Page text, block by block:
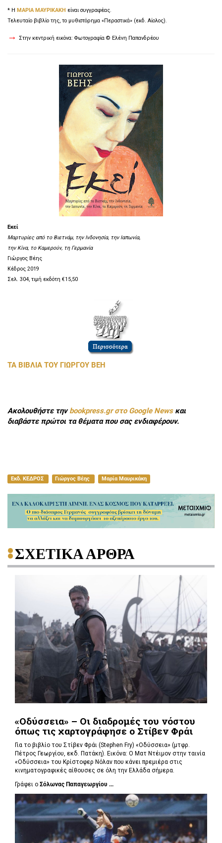
* Η ΜΑΡΙΑ ΜΑΥΡΙΚΑΚΗ είναι συγγραφέας.
Τελευταίο βιβλίο της, το μυθιστόρημα «Περαστικά» (εκδ. Αίολος).
→ Στην κεντρική εικόνα: Φωτογραφία © Ελένη Παπανδρέου
Εκεί
Μαρτυρίες από το Βιετνάμ, την Ινδονησία, την Ιαπωνία,
την Κίνα, το Καμερούν, τη Γερμανία
Γιώργος Βέης
Κέδρος 2019
Σελ. 304, τιμή εκδότη €15,50
ΤΑ ΒΙΒΛΙΑ ΤΟΥ ΓΙΩΡΓΟΥ ΒΕΗ
Ακολουθήστε τηνbookpress.gr στο Google Newsκαι
διαβάστε πρώτοι τα θέματα που σας ενδιαφέρουν.
Εκδ. ΚΕΔΡΟΣ Γιώργος Βέης Μαρία Μαυρικάκη
ΣΧΕΤΙΚΑ ΑΡΘΡΑ
«Οδύσσεια» – Οι διαδρομές του νόστου
όπως τις χαρτογράφησε ο Στίβεν Φράι
Για το βιβλίο του Στίβεν Φράι (Stephen Fry) «Οδύσσεια» (μτφρ.
Πέτρος Γεωργίου, εκδ. Πατάκη). Εικόνα: Ο Ματ Ντέιμον στην ταινία
«Οδύσσεια» του Κρίστοφερ Νόλαν που κάνει πρεμιέρα στις
κινηματογραφικές αίθουσες σε όλη την Ελλάδα σήμερα.
Γράφει ο Σόλωνας Παπαγεωργίου ...